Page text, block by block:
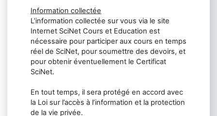
Information collectée
L’information collectée sur vous via le site
Internet SciNet Cours et Education est
nécessaire pour participer aux cours en temps
réel de SciNet, pour soumettre des devoirs, et
pour obtenir éventuellement le Certificat
SciNet.
En tout temps, il sera protégé en accord avec
la Loi sur l’accès à l’information et la protection
de la vie privée.